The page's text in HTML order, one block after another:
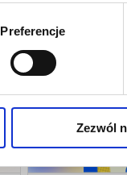
Preferencje
Zezwól